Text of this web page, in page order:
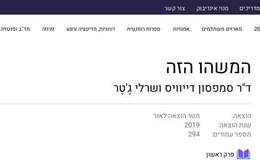
מדריכים מנוי אינדיבוק צור קשר
מארזים משתלמים אמנויות ספרות רומנטית רוחניות, מדיטציה ורוגע פרוזה מד"ב ופנטזיה
המשהו הזה
ד"ר סמפסון דייוויס ושרלי גֶ'טֶר
הוצאה:
מטר הוצאה לאור
שנת הוצאה:
2019
מספר עמודים:
294
פרק ראשון